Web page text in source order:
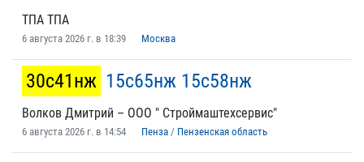
ТПА ТПА
6 августа 2026 г. в 18:39 Москва
30с41нж 15с65нж 15с58нж
Волков Дмитрий – ООО " Строймаштехсервис"
6 августа 2026 г. в 14:54 Пенза / Пензенская область